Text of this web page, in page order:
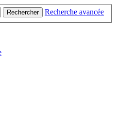
Rechercher Recherche avancée